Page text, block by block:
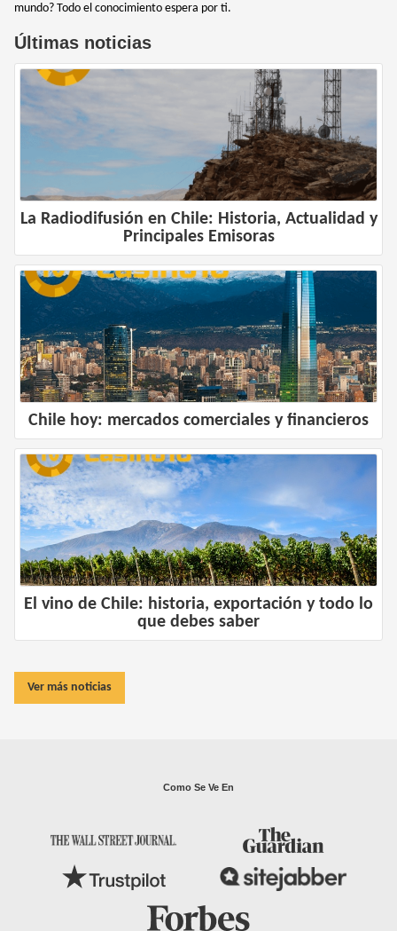
mundo? Todo el conocimiento espera por ti.
Últimas noticias
La Radiodifusión en Chile: Historia, Actualidad y
Principales Emisoras
Chile hoy: mercados comerciales y financieros
El vino de Chile: historia, exportación y todo lo
que debes saber
Ver más noticias
Como Se Ve En